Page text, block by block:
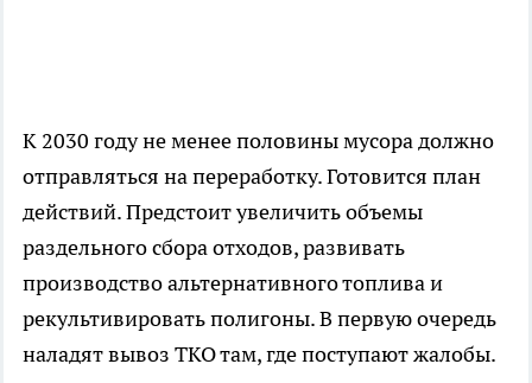
К 2030 году не менее половины мусора должно
отправляться на переработку. Готовится план
действий. Предстоит увеличить объемы
раздельного сбора отходов, развивать
производство альтернативного топлива и
рекультивировать полигоны. В первую очередь
наладят вывоз ТКО там, где поступают жалобы.